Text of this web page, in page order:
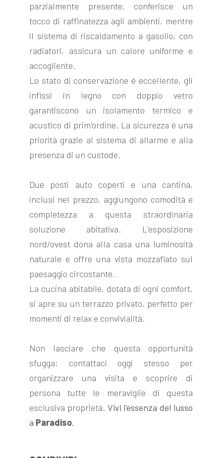
parzialmente presente, conferisce un
tocco di raffinatezza agli ambienti, mentre
il sistema di riscaldamento a gasolio, con
radiatori, assicura un calore uniforme e
accogliente.
Lo stato di conservazione è eccellente, gli
infissi in legno con doppio vetro
garantiscono un isolamento termico e
acustico di prim'ordine. La sicurezza è una
priorità grazie al sistema di allarme e alla
presenza di un custode.
Due posti auto coperti e una cantina,
inclusi nel prezzo, aggiungono comodità e
completezza a questa straordinaria
soluzione abitativa. L'esposizione
nord/ovest dona alla casa una luminosità
naturale e offre una vista mozzafiato sul
paesaggio circostante.
La cucina abitabile, dotata di ogni comfort,
si apre su un terrazzo privato, perfetto per
momenti di relax e convivialità.
Non lasciare che questa opportunità
sfugga: contattaci oggi stesso per
organizzare una visita e scoprire di
persona tutte le meraviglie di questa
esclusiva proprietà. Vivi l'essenza del lusso
a Paradiso.